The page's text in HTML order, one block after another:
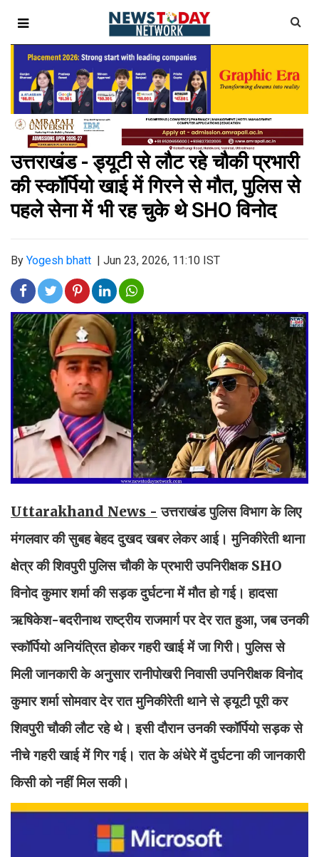
उत्तराखंड - ड्यूटी से लौट रहे चौकी प्रभारी
की स्कॉर्पियो खाई में गिरने से मौत, पुलिस से
पहले सेना में भी रह चुके थे SHO विनोद
By Yogesh bhatt Jun 23, 2026, 11:10 IST
Uttarakhand News - उत्तराखंड पुलिस विभाग के लिए
मंगलवार की सुबह बेहद दुखद खबर लेकर आई। मुनिकीरेती थाना
क्षेत्र की शिवपुरी पुलिस चौकी के प्रभारी उपनिरीक्षक SHO
विनोद कुमार शर्मा की सड़क दुर्घटना में मौत हो गई। हादसा
ऋषिकेश-बदरीनाथ राष्ट्रीय राजमार्ग पर देर रात हुआ, जब उनकी
स्कॉर्पियो अनियंत्रित होकर गहरी खाई में जा गिरी। पुलिस से
मिली जानकारी के अनुसार रानीपोखरी निवासी उपनिरीक्षक विनोद
कुमार शर्मा सोमवार देर रात मुनिकीरेती थाने से ड्यूटी पूरी कर
शिवपुरी चौकी लौट रहे थे। इसी दौरान उनकी स्कॉर्पियो सड़क से
नीचे गहरी खाई में गिर गई। रात के अंधेरे में दुर्घटना की जानकारी
किसी को नहीं मिल सकी।